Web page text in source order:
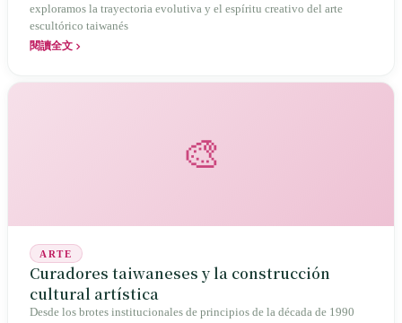
exploramos la trayectoria evolutiva y el espíritu creativo del arte
escultórico taiwanés
閱讀全文
🎨
ARTE
Curadores taiwaneses y la construcción
cultural artística
Desde los brotes institucionales de principios de la década de 1990